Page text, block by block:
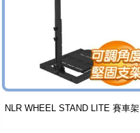
NLR WHEEL STAND LITE 賽車架